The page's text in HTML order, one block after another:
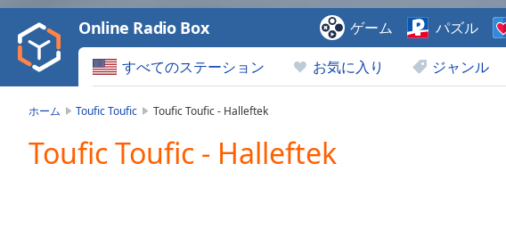
Video
Play
Backward
Skip
Mute
Current
Time0:00
すべてのステーション お気に入り ジャンル
Online Radio Box ゲーム パズル
ホーム Toufic Toufic Toufic Toufic - Halleftek
Toufic Toufic - Halleftek